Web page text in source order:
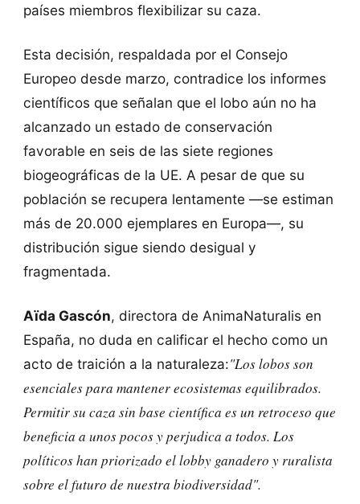
países miembros flexibilizar su caza.
Esta decisión, respaldada por el Consejo
Europeo desde marzo, contradice los informes
científicos que señalan que el lobo aún no ha
alcanzado un estado de conservación
favorable en seis de las siete regiones
biogeográficas de la UE. A pesar de que su
población se recupera lentamente —se estiman
más de 20.000 ejemplares en Europa—, su
distribución sigue siendo desigual y
fragmentada.
Aïda Gascón, directora de AnimaNaturalis en
España, no duda en calificar el hecho como un
acto de traición a la naturaleza:"Los lobos son
esenciales para mantener ecosistemas equilibrados.
Permitir su caza sin base científica es un retroceso que
beneficia a unos pocos y perjudica a todos. Los
políticos han priorizado el lobby ganadero y ruralista
sobre el futuro de nuestra biodiversidad".